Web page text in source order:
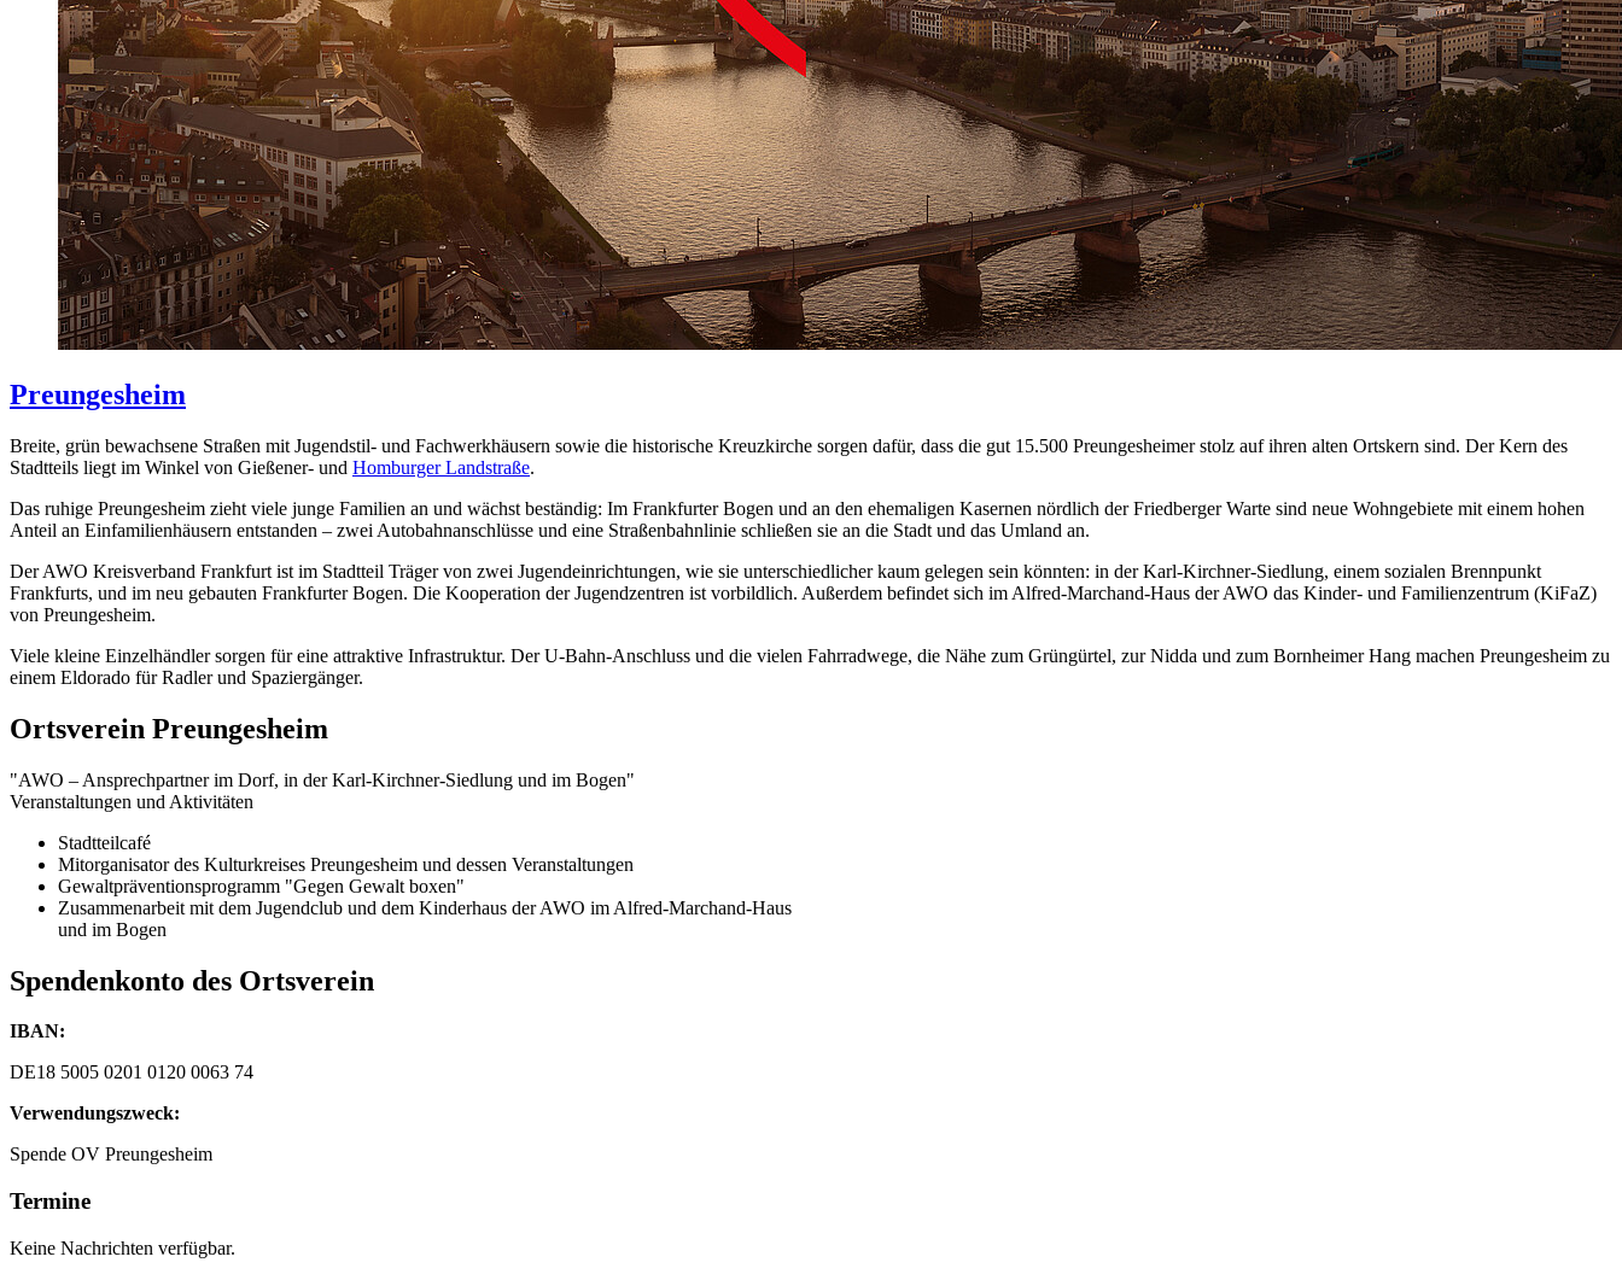
Preungesheim
Breite, grün bewachsene Straßen mit Jugendstil- und Fachwerkhäusern sowie die historische Kreuzkirche sorgen dafür, dass die gut 15.500 Preungesheimer stolz auf ihren alten Ortskern sind. Der Kern des
Stadtteils liegt im Winkel von Gießener- und Homburger Landstraße.
Das ruhige Preungesheim zieht viele junge Familien an und wächst beständig: Im Frankfurter Bogen und an den ehemaligen Kasernen nördlich der Friedberger Warte sind neue Wohngebiete mit einem hohen
Anteil an Einfamilienhäusern entstanden – zwei Autobahnanschlüsse und eine Straßenbahnlinie schließen sie an die Stadt und das Umland an.
Der AWO Kreisverband Frankfurt ist im Stadtteil Träger von zwei Jugendeinrichtungen, wie sie unterschiedlicher kaum gelegen sein könnten: in der Karl-Kirchner-Siedlung, einem sozialen Brennpunkt
Frankfurts, und im neu gebauten Frankfurter Bogen. Die Kooperation der Jugendzentren ist vorbildlich. Außerdem befindet sich im Alfred-Marchand-Haus der AWO das Kinder- und Familienzentrum (KiFaZ)
von Preungesheim.
Viele kleine Einzelhändler sorgen für eine attraktive Infrastruktur. Der U-Bahn-Anschluss und die vielen Fahrradwege, die Nähe zum Grüngürtel, zur Nidda und zum Bornheimer Hang machen Preungesheim zu
einem Eldorado für Radler und Spaziergänger.
Ortsverein Preungesheim
"AWO – Ansprechpartner im Dorf, in der Karl-Kirchner-Siedlung und im Bogen"
Veranstaltungen und Aktivitäten
Stadtteilcafé
Mitorganisator des Kulturkreises Preungesheim und dessen Veranstaltungen
Gewaltpräventionsprogramm "Gegen Gewalt boxen"
Zusammenarbeit mit dem Jugendclub und dem Kinderhaus der AWO im Alfred-Marchand-Haus
und im Bogen
Spendenkonto des Ortsverein
IBAN:
DE18 5005 0201 0120 0063 74
Verwendungszweck:
Spende OV Preungesheim
Termine
Keine Nachrichten verfügbar.